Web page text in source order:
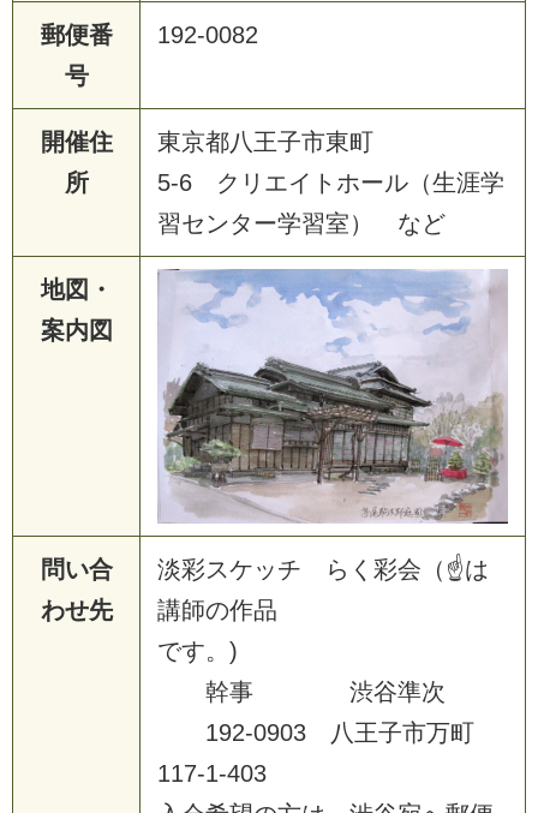
郵便番
号
192-0082
開催住
所
東京都八王子市東町
5-6 クリエイトホール（生涯学
習センター学習室） など
地図・
案内図
問い合
わせ先
淡彩スケッチ らく彩会（☝は
講師の作品
です。)
幹事 渋谷準次
192-0903 八王子市万町
117-1-403